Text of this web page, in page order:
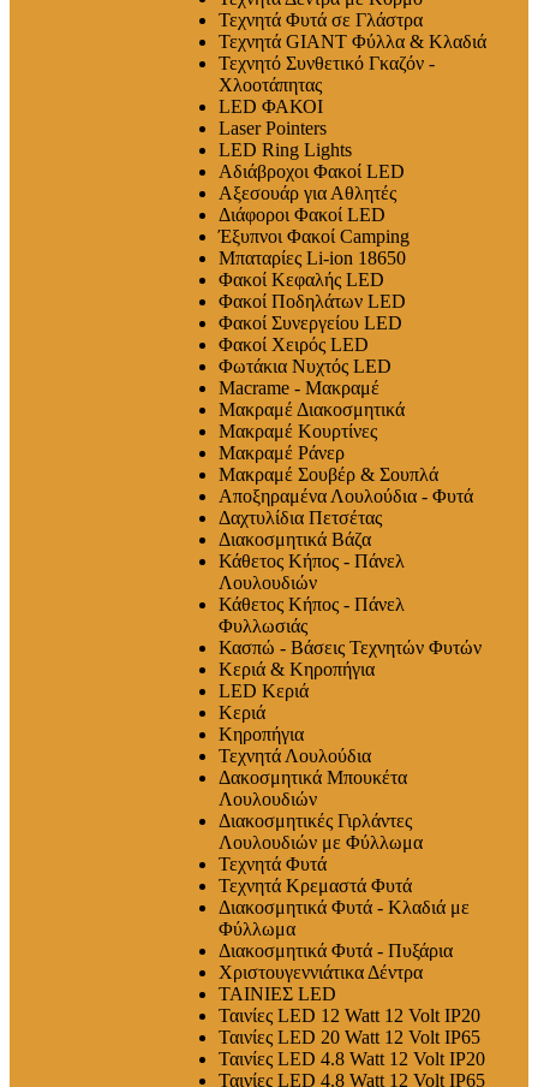
Τεχνητά Φυτά σε Γλάστρα
Τεχνητά GIANT Φύλλα & Κλαδιά
Τεχνητό Συνθετικό Γκαζόν -
Χλοοτάπητας
LED ΦΑΚΟΙ
Laser Pointers
LED Ring Lights
Αδιάβροχοι Φακοί LED
Αξεσουάρ για Αθλητές
Διάφοροι Φακοί LED
Έξυπνοι Φακοί Camping
Μπαταρίες Li-ion 18650
Φακοί Κεφαλής LED
Φακοί Ποδηλάτων LED
Φακοί Συνεργείου LED
Φακοί Χειρός LED
Φωτάκια Νυχτός LED
Macrame - Μακραμέ
Μακραμέ Διακοσμητικά
Μακραμέ Κουρτίνες
Μακραμέ Ράνερ
Μακραμέ Σουβέρ & Σουπλά
Αποξηραμένα Λουλούδια - Φυτά
Δαχτυλίδια Πετσέτας
Διακοσμητικά Βάζα
Κάθετος Κήπος - Πάνελ
Λουλουδιών
Κάθετος Κήπος - Πάνελ
Φυλλωσιάς
Κασπώ - Βάσεις Τεχνητών Φυτών
Κεριά & Κηροπήγια
LED Κεριά
Κεριά
Κηροπήγια
Τεχνητά Λουλούδια
Δακοσμητικά Μπουκέτα
Λουλουδιών
Διακοσμητικές Γιρλάντες
Λουλουδιών με Φύλλωμα
Τεχνητά Φυτά
Τεχνητά Κρεμαστά Φυτά
Διακοσμητικά Φυτά - Κλαδιά με
Φύλλωμα
Διακοσμητικά Φυτά - Πυξάρια
Χριστουγεννιάτικα Δέντρα
ΤΑΙΝΙΕΣ LED
Ταινίες LED 12 Watt 12 Volt IP20
Ταινίες LED 20 Watt 12 Volt IP65
Ταινίες LED 4.8 Watt 12 Volt IP20
Ταινίες LED 4.8 Watt 12 Volt IP65